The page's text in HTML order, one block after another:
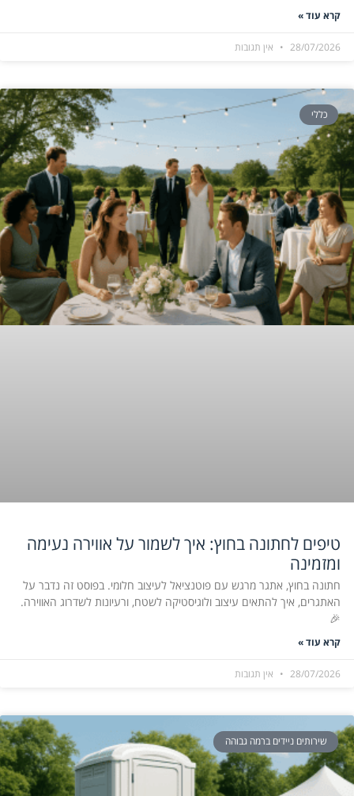
קרא עוד »
28/07/2026 אין תגובות
כללי
טיפים לחתונה בחוץ: איך לשמור על אווירה נעימה
ומזמינה
חתונה בחוץ, אתגר מרגש עם פוטנציאל לעיצוב חלומי. בפוסט זה נדבר על
האתגרים, איך להתאים עיצוב ולוגיסטיקה לשטח, ורעיונות לשדרוג האווירה.
🎉
קרא עוד »
28/07/2026 אין תגובות
שירותים ניידים ברמה גבוהה